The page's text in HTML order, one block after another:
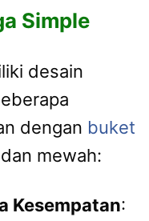
Simple
desain
dengan buket
mewah:
Kesempatan: